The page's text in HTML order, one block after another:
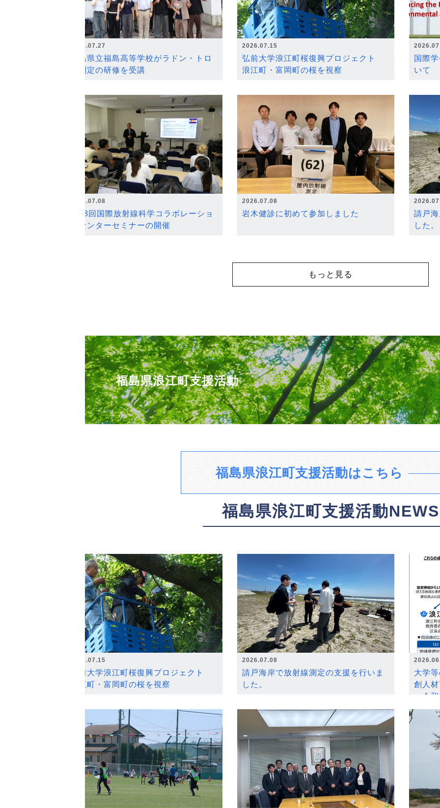
2026.07.27
福島県立福島高等学校がラドン・トロ
ン測定の研修を受講
2026.07.15
弘前大学浪江町桜復興プロジェクト
浪江町・富岡町の桜を視察
国際
いて
2026.07.08
第18回国際放射線科学コラボレーショ
ンセンターセミナーの開催
2026.07.08
岩木健診に初めて参加しました
請戸
した。
もっと見る
福島県浪江町支援活動
福島県浪江町支援活動はこちら
福島県浪江町支援活動NEWS
2026.07.15
弘前大学浪江町桜復興プロジェクト
浪江町・富岡町の桜を視察
2026.07.08
請戸海岸で放射線測定の支援を行いま
した。
大学
創人
～令